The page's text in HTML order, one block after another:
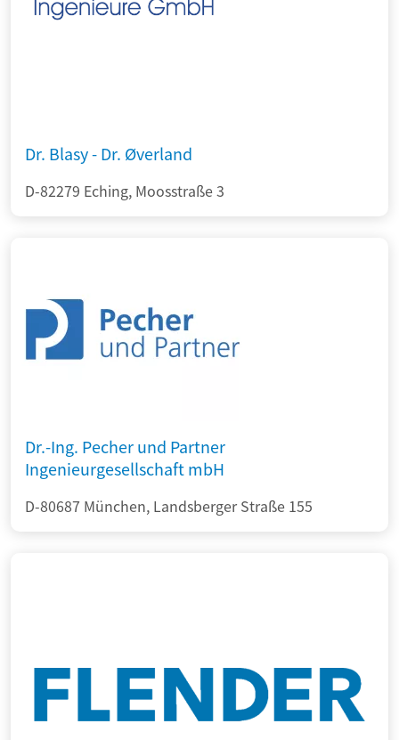
Dr. Blasy - Dr. Øverland
D-82279 Eching, Moosstraße 3
Dr.-Ing. Pecher und Partner
Ingenieurgesellschaft mbH
D-80687 München, Landsberger Straße 155